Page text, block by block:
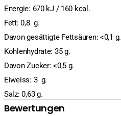
Energie: 670 kJ / 160 kcal.
Fett: 0,8 g.
Davon gesättigte Fettsäuren: <0,1 g.
Kohlenhydrate: 35 g.
Davon Zucker: <0,5 g.
Eiweiss: 3 g.
Salz: 0,63 g.
Bewertungen